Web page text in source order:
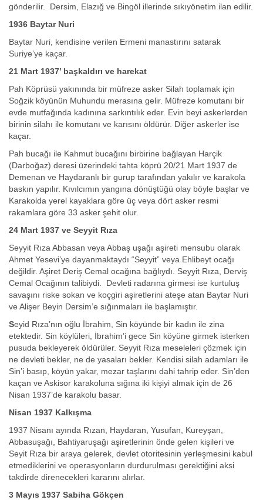
gönderilir. Dersim, Elazığ ve Bingöl illerinde sıkıyönetim ilan edilir.
1936 Baytar Nuri
Baytar Nuri, kendisine verilen Ermeni manastırını satarak
Suriye’ye kaçar.
21 Mart 1937’ başkaldırı ve harekat
Pah Köprüsü yakınında bir müfreze asker Silah toplamak için
Soğzik köyünün Muhundu merasına gelir. Müfreze komutanı bir
evde mutfağında kadınına sarkıntılık eder. Evin beyi askerlerden
birinin silahı ile komutanı ve karısını öldürür. Diğer askerler ise
kaçar.
Pah bucağı ile Kahmut bucağını birbirine bağlayan Harçik
(Darboğaz) deresi üzerindeki tahta köprü 20/21 Mart 1937 de
Demenan ve Haydaranlı bir gurup tarafından yakılır ve karakola
baskın yapılır. Kıvılcımın yangına dönüştüğü olay böyle başlar ve
Karakolda yerel kayaklara göre üç veya dört asker resmi
rakamlara göre 33 asker şehit olur.
24 Mart 1937 ve Seyyit Rıza
Seyyit Rıza Abbasan veya Abbaş uşağı aşireti mensubu olarak
Ahmet Yesevi’ye dayanmaktaydı “Seyyit” veya Ehlibeyt ocağı
değildir. Aşiret Deriş Cemal ocağına bağlıydı. Seyyit Rıza, Derviş
Cemal Ocağının talibiydi. Devleti radarına girmesi ise kurtuluş
savaşını riske sokan ve koçgiri aşiretlerini ateşe atan Baytar Nuri
ve Alişer Beyin Dersim’e sığınmaları ile başlamıştır.
Seyid Rıza’nın oğlu İbrahim, Sin köyünde bir kadın ile zina
etektedir. Sin köylüleri, İbrahim’i gece Sin köyüne girmek isterken
pusuda bekleyerek öldürüler. Seyyit Rıza meseleleri çözmek için
ne devleti bekler, ne de yasaları bekler. Kendisi silah adamları ile
Sin’i basıp, köyün yakar, mezar taşlarını dahi tahrip eder. Sin’den
kaçan ve Askisor karakoluna sığına iki kişiyi almak için de 26
Nisan 1937’de karakolu basar.
Nisan 1937 Kalkışma
1937 Nisanı ayında Rızan, Haydaran, Yusufan, Kureyşan,
Abbasuşağı, Bahtiyaruşağı aşiretlerinin önde gelen kişileri ve
Seyit Rıza bir araya gelerek, devlet otoritesinin yerleşmesini kabul
etmediklerini ve operasyonların durdurulması gerektiğini aksi
takdirde direnecekleri kararını alırlar.
3 Mayıs 1937 Sabiha Gökçen